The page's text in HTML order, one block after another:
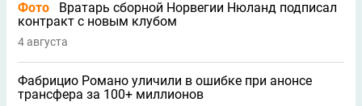
Фото
Вратарь сборной Норвегии Нюланд подписал
контракт с новым клубом
4 августа
Фабрицио Романо уличили в ошибке при анонсе
трансфера за 100+ миллионов